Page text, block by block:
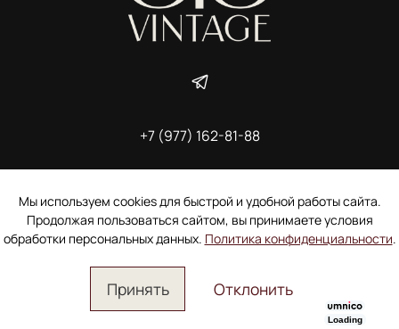
+7 (977) 162-81-88
Пользовательское соглашение
Электронное согласие покупателя на рассылку
Согласие на обработку персональных данных
Мы используем cookies для быстрой и удобной работы сайта.
Продолжая пользоваться сайтом, вы принимаете условия
обработки персональных данных. Политика конфиденциальности.
Принять Отклонить
Профиль
Loading